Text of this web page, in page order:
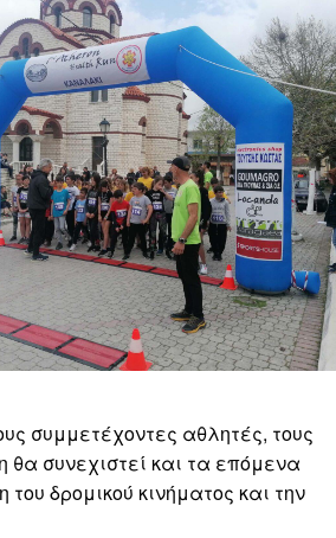
συμμετέχοντες αθλητές, τους
θα συνεχιστεί και τα επόμενα
δρομικού κινήματος και την